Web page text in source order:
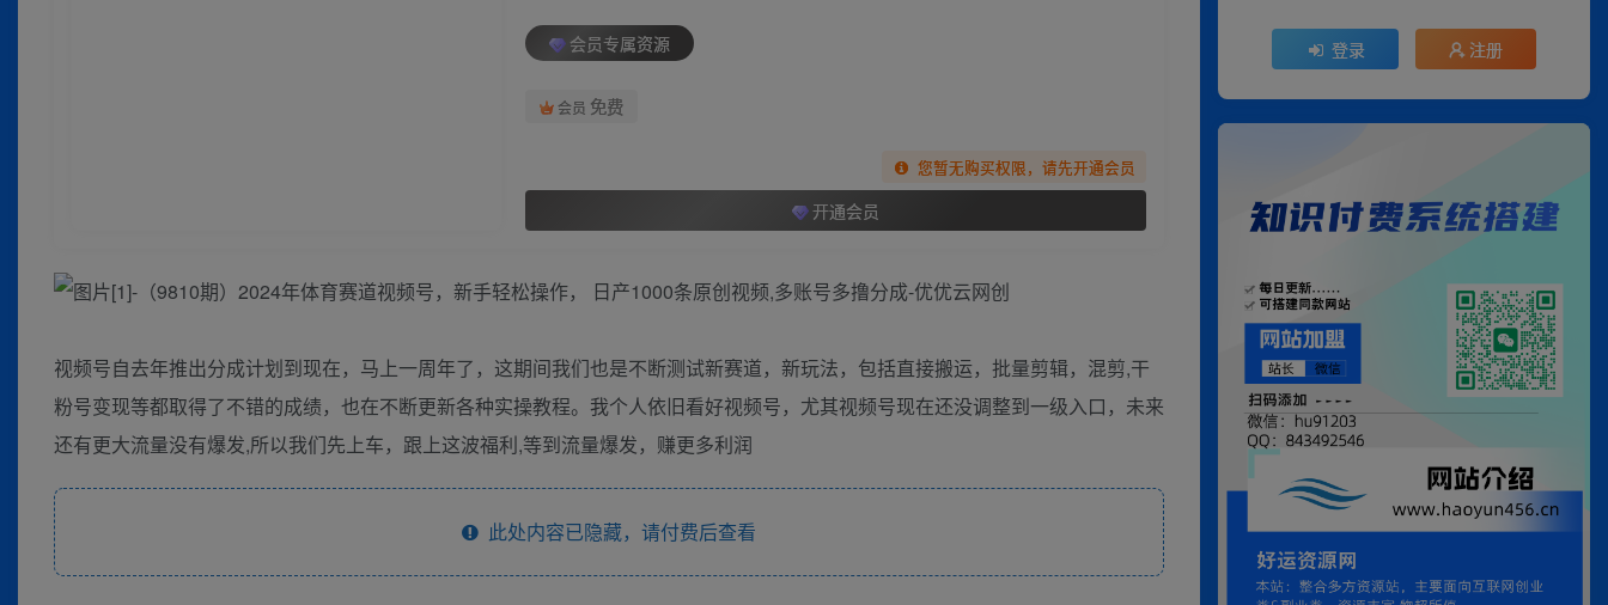
会员专属资源
会员 免费
您暂无购买权限，请先开通会员
开通会员
视频号自去年推出分成计划到现在，马上一周年了，这期间我们也是不断测试新赛道，新玩法，包括直接搬运，批量剪辑，混剪,干
粉号变现等都取得了不错的成绩，也在不断更新各种实操教程。我个人依旧看好视频号，尤其视频号现在还没调整到一级入口，未来
还有更大流量没有爆发,所以我们先上车，跟上这波福利,等到流量爆发，赚更多利润
此处内容已隐藏，请付费后查看
登录 注册